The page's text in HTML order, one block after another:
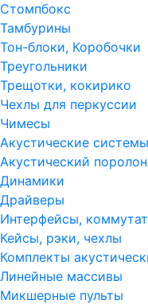
Стомпбокс
Тамбурины
Тон-блоки, Коробочки
Треугольники
Трещотки, кокирико
Чехлы для перкуссии
Чимесы
Акустические системы
Акустический поролон
Динамики
Драйверы
Интерфейсы,
Кейсы, рэки, чехлы
Комплекты
Линейные массивы
Микшерные пульты